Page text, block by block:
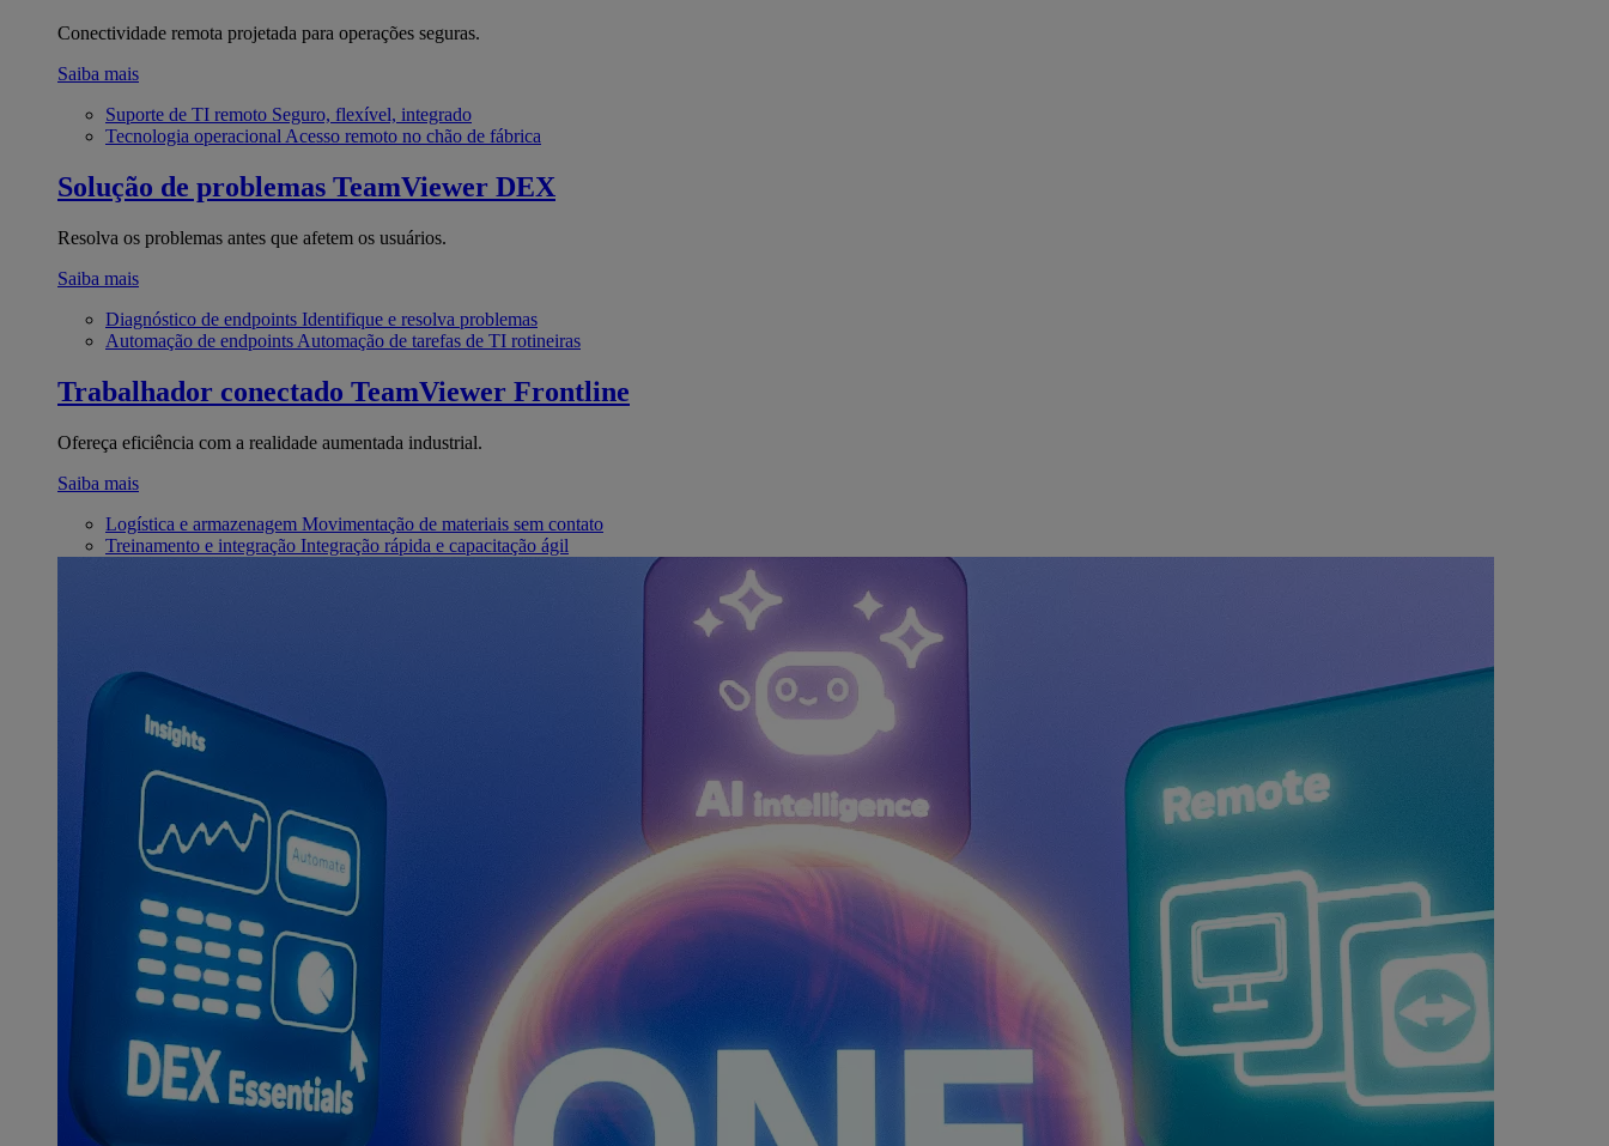
Conectividade remota projetada para operações seguras.
Saiba mais
Suporte de TI remoto Seguro, flexível, integrado
Tecnologia operacional Acesso remoto no chão de fábrica
Solução de problemas TeamViewer DEX
Resolva os problemas antes que afetem os usuários.
Saiba mais
Diagnóstico de endpoints Identifique e resolva problemas
Automação de endpoints Automação de tarefas de TI rotineiras
Trabalhador conectado TeamViewer Frontline
Ofereça eficiência com a realidade aumentada industrial.
Saiba mais
Logística e armazenagem Movimentação de materiais sem contato
Treinamento e integração Integração rápida e capacitação ágil